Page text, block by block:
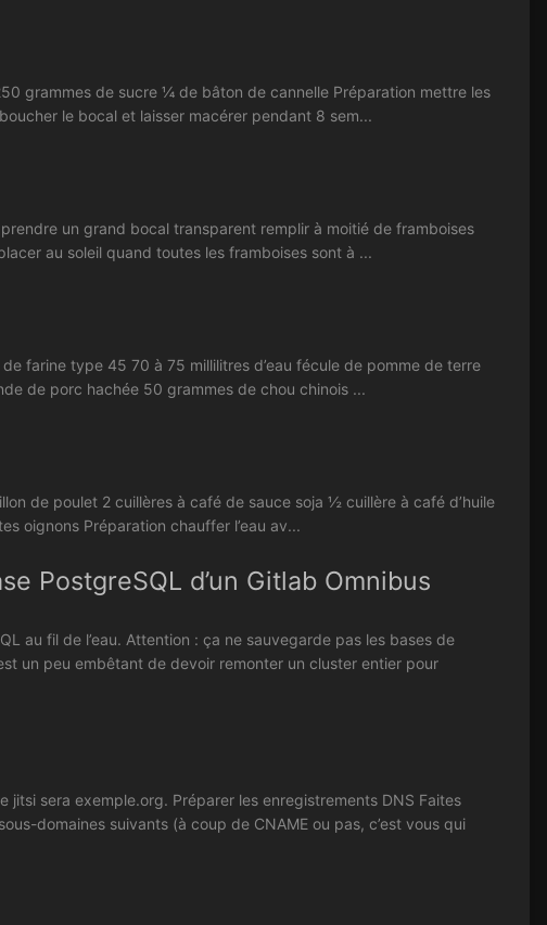
grammes de sucre ¼ de bâton de cannelle Préparation mettre les
le bocal et laisser macérer pendant 8 sem...
un grand bocal transparent remplir à moitié de framboises
au soleil quand toutes les framboises sont à ...
farine type 45 70 à 75 millilitres d’eau fécule de pomme de terre
de porc hachée 50 grammes de chou chinois ...
de poulet 2 cuillères à café de sauce soja ½ cuillère à café d’huile
oignons Préparation chauffer l’eau av...
PostgreSQL d’un Gitlab Omnibus
au fil de l’eau. Attention : ça ne sauvegarde pas les bases de
un peu embêtant de devoir remonter un cluster entier pour
sera exemple.org. Préparer les enregistrements DNS Faites
domaines suivants (à coup de CNAME ou pas, c’est vous qui